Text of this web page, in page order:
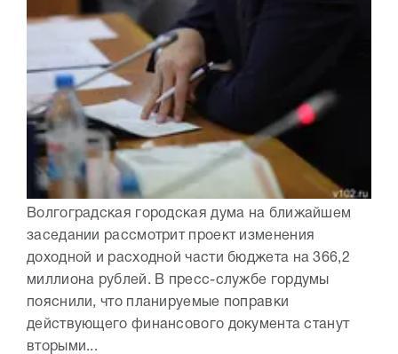
Волгоградская городская дума на ближайшем
заседании рассмотрит проект изменения
доходной и расходной части бюджета на 366,2
миллиона рублей. В пресс-службе гордумы
пояснили, что планируемые поправки
действующего финансового документа станут
вторыми...